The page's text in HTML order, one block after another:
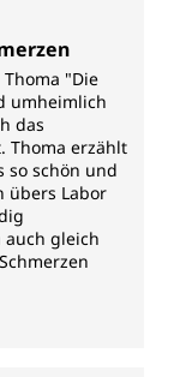
5 Sternen
"Die
umheimlich
das
Thoma erzählt
so schön und
übers Labor
auch gleich